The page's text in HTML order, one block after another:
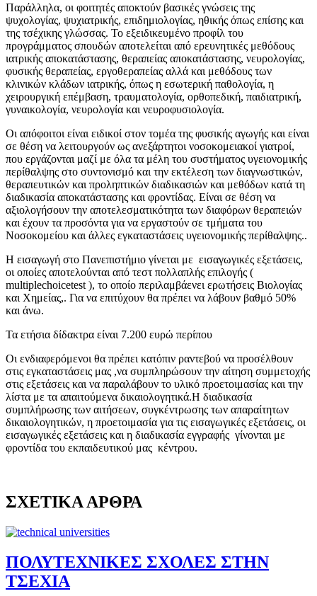
Παράλληλα, οι φοιτητές αποκτούν βασικές γνώσεις της
ψυχολογίας, ψυχιατρικής, επιδημιολογίας, ηθικής όπως επίσης και
της τσέχικης γλώσσας. Το εξειδικευμένο προφίλ του
προγράμματος σπουδών αποτελείται από ερευνητικές μεθόδους
ιατρικής αποκατάστασης, θεραπείας αποκατάστασης, νευρολογίας,
φυσικής θεραπείας, εργοθεραπείας αλλά και μεθόδους των
κλινικών κλάδων ιατρικής, όπως η εσωτερική παθολογία, η
χειρουργική επέμβαση, τραυματολογία, ορθοπεδική, παιδιατρική,
γυναικολογία, νευρολογία και νευροφυσιολογία.
Οι απόφοιτοι είναι ειδικοί στον τομέα της φυσικής αγωγής και είναι
σε θέση να λειτουργούν ως ανεξάρτητοι νοσοκομειακοί γιατροί,
που εργάζονται μαζί με όλα τα μέλη του συστήματος υγειονομικής
περίθαλψης στο συντονισμό και την εκτέλεση των διαγνωστικών,
θεραπευτικών και προληπτικών διαδικασιών και μεθόδων κατά τη
διαδικασία αποκατάστασης και φροντίδας. Είναι σε θέση να
αξιολογήσουν την αποτελεσματικότητα των διαφόρων θεραπειών
και έχουν τα προσόντα για να εργαστούν σε τμήματα του
Νοσοκομείου και άλλες εγκαταστάσεις υγειονομικής περίθαλψης..
Η εισαγωγή στο Πανεπιστήμιο γίνεται με εισαγωγικές εξετάσεις,
οι οποίες αποτελούνται από τεστ πολλαπλής επιλογής (
multiplechoicetest ), το οποίο περιλαμβάενει ερωτήσεις Βιολογίας
και Χημείας,. Για να επιτύχουν θα πρέπει να λάβουν βαθμό 50%
και άνω.
Τα ετήσια δίδακτρα είναι 7.200 ευρώ περίπου
Οι ενδιαφερόμενοι θα πρέπει κατόπιν ραντεβού να προσέλθουν
στις εγκαταστάσεις μας ,να συμπληρώσουν την αίτηση συμμετοχής
στις εξετάσεις και να παραλάβουν το υλικό προετοιμασίας και την
λίστα με τα απαιτούμενα δικαιολογητικά.Η διαδικασία
συμπλήρωσης των αιτήσεων, συγκέντρωσης των απαραίτητων
δικαιολογητικών, η προετοιμασία για τις εισαγωγικές εξετάσεις, οι
εισαγωγικές εξετάσεις και η διαδικασία εγγραφής γίνονται με
φροντίδα του εκπαιδευτικού μας κέντρου.
ΣΧΕΤΙΚΑ ΑΡΘΡΑ
ΠΟΛΥΤΕΧΝΙΚΕΣ ΣΧΟΛΕΣ ΣΤΗΝ
ΤΣΕΧΙΑ